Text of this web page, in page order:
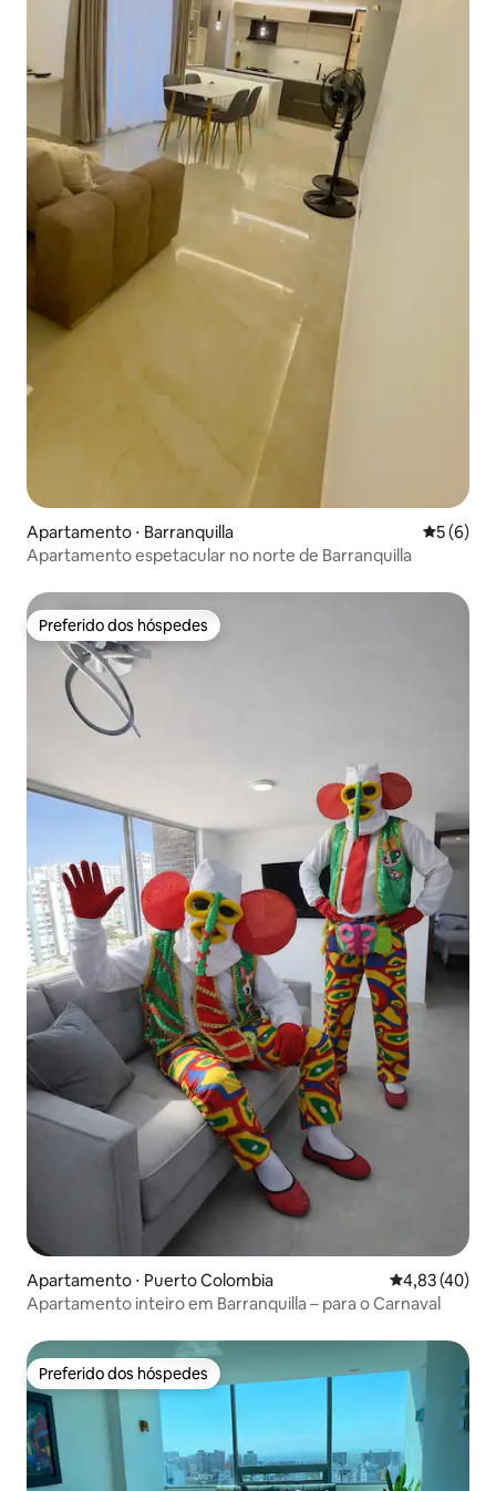
Apartamento ⋅ Barranquilla 5 de
5 (6)
Apartamento espetacular no norte de Barranquilla
Preferido dos hóspedes
Preferido dos hóspedes
Apartamento ⋅ Puerto Colombia 4,83 de uma
4,83 (40)
Apartamento inteiro em Barranquilla – para o Carnaval
Preferido dos hóspedes
Preferido dos hóspedes